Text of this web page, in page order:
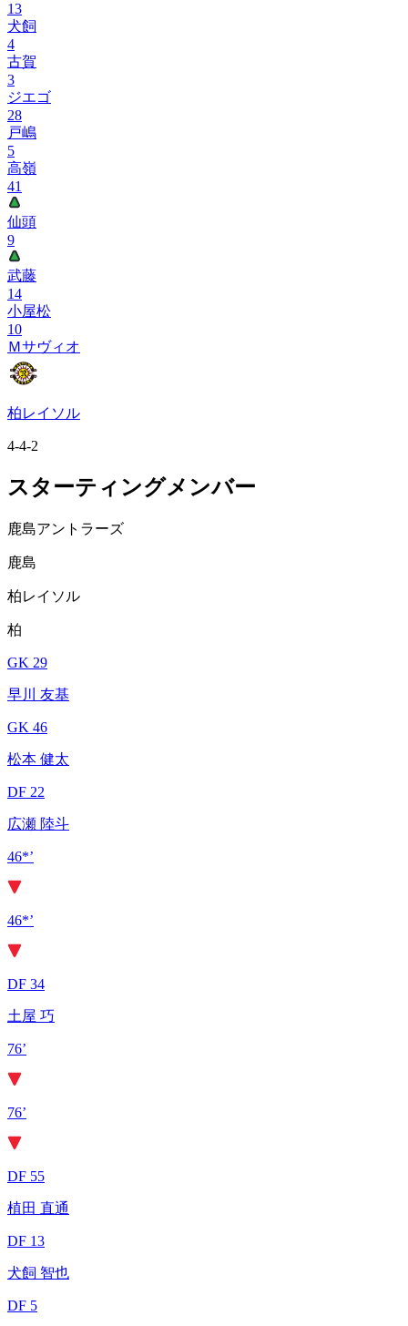
13
犬飼
4
古賀
3
ジエゴ
28
戸嶋
5
高嶺
41
仙頭
9
武藤
14
小屋松
10
Ｍサヴィオ
柏レイソル
4-4-2
スターティングメンバー
鹿島アントラーズ
鹿島
柏レイソル
柏
GK 29
早川 友基
GK 46
松本 健太
DF 22
広瀬 陸斗
46*’
46*’
DF 34
土屋 巧
76’
76’
DF 55
植田 直通
DF 13
犬飼 智也
DF 5